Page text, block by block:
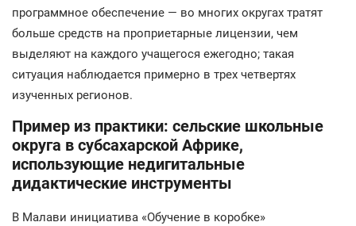
программное обеспечение — во многих округах тратят
больше средств на проприетарные лицензии, чем
выделяют на каждого учащегося ежегодно; такая
ситуация наблюдается примерно в трех четвертях
изученных регионов.
Пример из практики: сельские школьные
округа в субсахарской Африке,
использующие недигитальные
дидактические инструменты
В Малави инициатива «Обучение в коробке»